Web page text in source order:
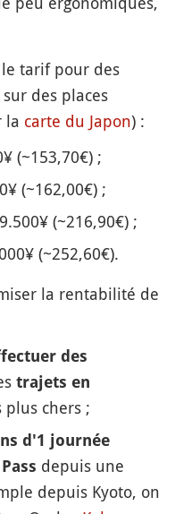
tarif pour des
des places
la carte du Japon) :
(~153,70€) ;
(~162,00€) ;
(~216,90€) ;
(~252,60€).
la rentabilité de
des
trajets en
chers ;
d'1 journée
depuis une
depuis Kyoto, on